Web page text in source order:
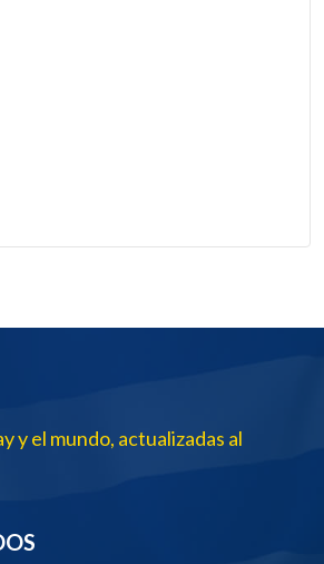
y el mundo, actualizadas al